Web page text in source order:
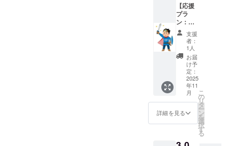
【応援
プラ
ン：エ
ンド
ロール
掲載】
あなた
のお名
前（偽
名OK）
で、
ゲーム
のエン
ドロー
ルを盛
り上げ
さい！
支援
者：
1人
お届
け予
定：
2025
年11
月
詳細を見る
こ
の
リ
タ
ー
ン
を
選
択
す
る